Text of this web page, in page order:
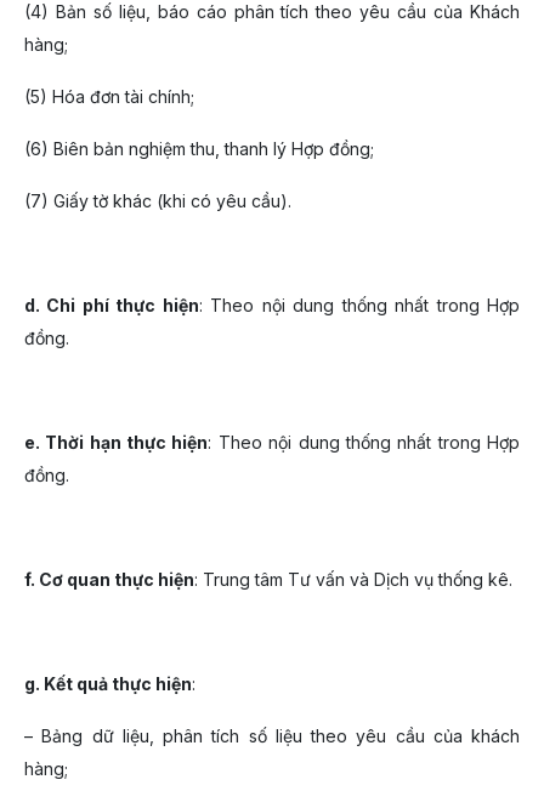
(4) Bản số liệu, báo cáo phân tích theo yêu cầu của Khách
hàng;
(5) Hóa đơn tài chính;
(6) Biên bản nghiệm thu, thanh lý Hợp đồng;
(7) Giấy tờ khác (khi có yêu cầu).
d. Chi phí thực hiện: Theo nội dung thống nhất trong Hợp
đồng.
e. Thời hạn thực hiện: Theo nội dung thống nhất trong Hợp
đồng.
f. Cơ quan thực hiện: Trung tâm Tư vấn và Dịch vụ thống kê.
g. Kết quả thực hiện:
– Bảng dữ liệu, phân tích số liệu theo yêu cầu của khách
hàng;